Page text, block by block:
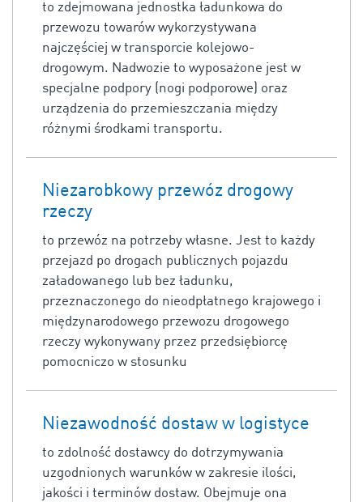
to zdejmowana jednostka ładunkowa do
przewozu towarów wykorzystywana
najczęściej w transporcie kolejowo-
drogowym. Nadwozie to wyposażone jest w
specjalne podpory (nogi podporowe) oraz
urządzenia do przemieszczania między
różnymi środkami transportu.
Niezarobkowy przewóz drogowy
rzeczy
to przewóz na potrzeby własne. Jest to każdy
przejazd po drogach publicznych pojazdu
załadowanego lub bez ładunku,
przeznaczonego do nieodpłatnego krajowego i
międzynarodowego przewozu drogowego
rzeczy wykonywany przez przedsiębiorcę
pomocniczo w stosunku
Niezawodność dostaw w logistyce
to zdolność dostawcy do dotrzymywania
uzgodnionych warunków w zakresie ilości,
jakości i terminów dostaw. Obejmuje ona